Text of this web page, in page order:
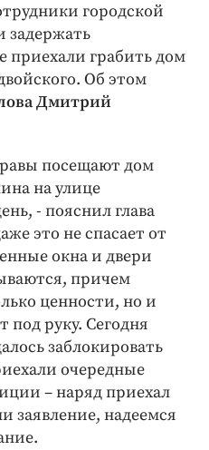
городской
задержать
приехали грабить дом
Об этом
Дмитрий
посещают дом
на улице
- пояснил глава
это не спасает от
окна и двери
причем
ценности, но и
под руку. Сегодня
заблокировать
очередные
– наряд приехал
заявление, надеемся